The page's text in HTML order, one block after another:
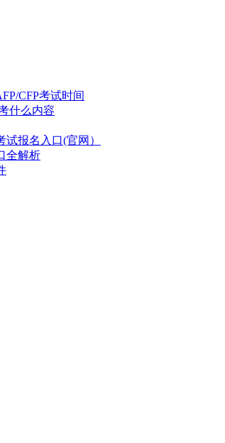
CFP考试时间
什么内容
试报名入口(官网）
全解析